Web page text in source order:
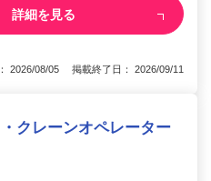
詳細を見る
2026/08/05 掲載終了日： 2026/09/11
クレーンオペレーター